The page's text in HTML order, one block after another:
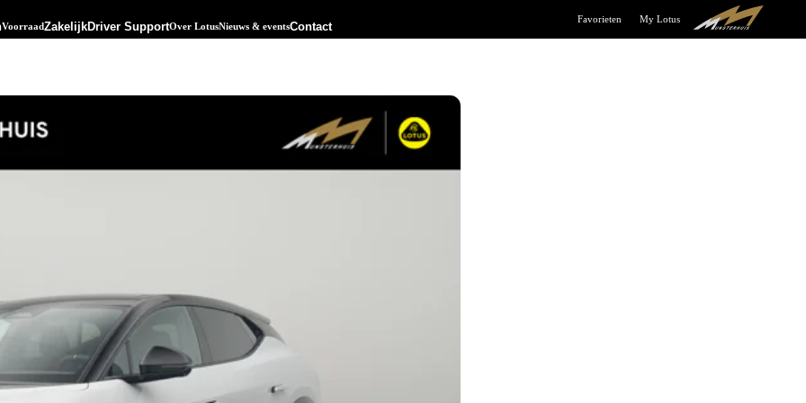
VoorraadZakelijkDriver SupportOver LotusNieuws & eventsContact
Favorieten My Lotus